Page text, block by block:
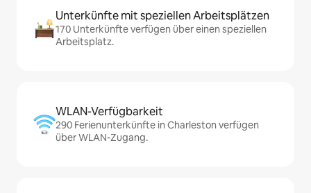
Unterkünfte mit speziellen Arbeitsplätzen
170 Unterkünfte verfügen über einen speziellen
Arbeitsplatz.
WLAN-Verfügbarkeit
290 Ferienunterkünfte in Charleston verfügen
über WLAN-Zugang.